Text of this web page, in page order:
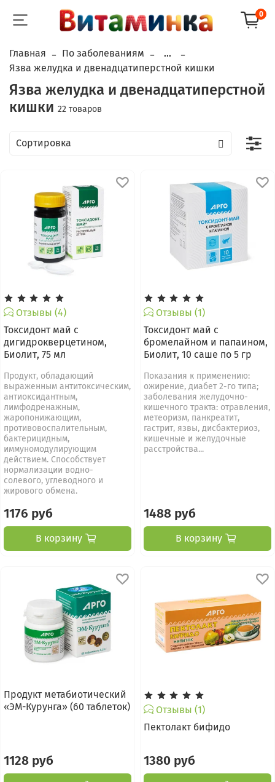
0
Главная По заболеваниям
...
Язва желудка и двенадцатиперстной кишки
Язва желудка и двенадцатиперстной
кишки 22 товаров
Отзывы (4)
Токсидонт май с
дигидрокверцетином,
Биолит, 75 мл
Продукт, обладающий
выраженным антитоксическим,
антиоксидантным,
лимфодренажным,
жаропонижающим,
противовоспалительным,
бактерицидным,
иммуномодулирующим
действием. Способствует
нормализации водно-
солевого, углеводного и
жирового обмена.
1176 руб
В корзину
Отзывы (1)
Токсидонт май с
бромелайном и папаином,
Биолит, 10 саше по 5 гр
Показания к применению:
ожирение, диабет 2-го типа;
заболевания желудочно-
кишечного тракта: отравления,
метеоризм, панкреатит,
гастрит, язвы, дисбактериоз,
кишечные и желудочные
расстройства...
1488 руб
В корзину
Продукт метабиотический
«ЭМ-Курунга» (60 таблеток)
1128 руб
Отзывы (1)
Пектолакт бифидо
1380 руб